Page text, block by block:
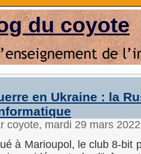
du coyote
en Ukraine : la
coyote, mardi 29 mars
à Marioupol, le club 8-bit